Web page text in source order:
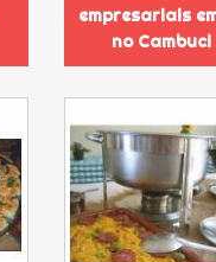
empresariais
no Cambuci